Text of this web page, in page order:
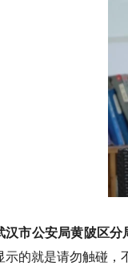
汉市公安局黄陂区分
示的就是请勿触碰，